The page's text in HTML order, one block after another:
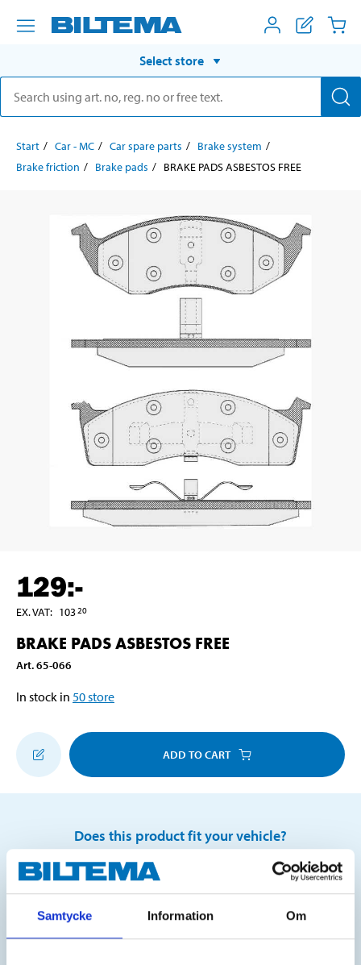
Samtycke Information Om
Select store
Start Car - MC Car spare parts
Brake system
Brake friction
Brake pads BRAKE PADS ASBESTOS FREE
129:-
EX. VAT: 10320
BRAKE PADS ASBESTOS FREE
Art.65-066
In stock in 50store
ADD TO CART
Does this product fit your vehicle?
S